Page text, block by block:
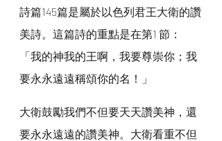
詩篇145篇是屬於以色列君王大衛的讚
美詩。這篇詩的重點是在第1 節：
「我的神我的王啊，我要尊崇你；我
要永永遠遠稱頌你的名！」
大衛鼓勵我們不但要天天讚美神，還
要永永遠遠的讚美神。大衛看重不但